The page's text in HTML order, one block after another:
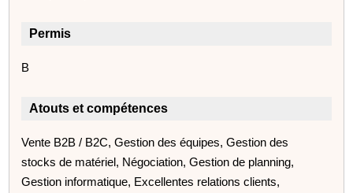
Permis
B
Atouts et compétences
Vente B2B / B2C, Gestion des équipes, Gestion des
stocks de matériel, Négociation, Gestion de planning,
Gestion informatique, Excellentes relations clients,